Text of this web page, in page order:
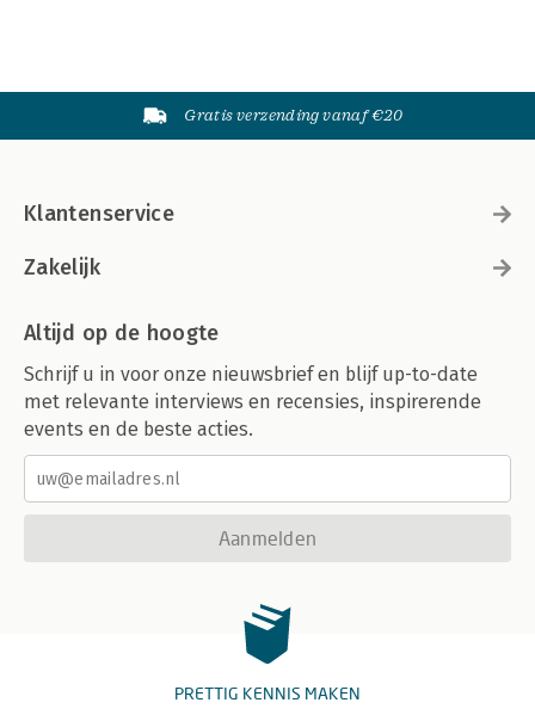
Gratis verzending vanaf €20
Klantenservice
Zakelijk
Altijd op de hoogte
Schrijf u in voor onze nieuwsbrief en blijf up-to-date
met relevante interviews en recensies, inspirerende
events en de beste acties.
Aanmelden
PRETTIG KENNIS MAKEN